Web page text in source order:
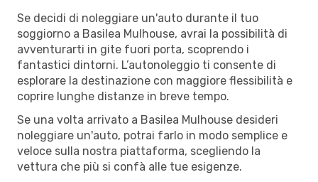
Se decidi di noleggiare un'auto durante il tuo
soggiorno a Basilea Mulhouse, avrai la possibilità di
avventurarti in gite fuori porta, scoprendo i
fantastici dintorni. L’autonoleggio ti consente di
esplorare la destinazione con maggiore flessibilità e
coprire lunghe distanze in breve tempo.
Se una volta arrivato a Basilea Mulhouse desideri
noleggiare un'auto, potrai farlo in modo semplice e
veloce sulla nostra piattaforma, scegliendo la
vettura che più si confà alle tue esigenze.